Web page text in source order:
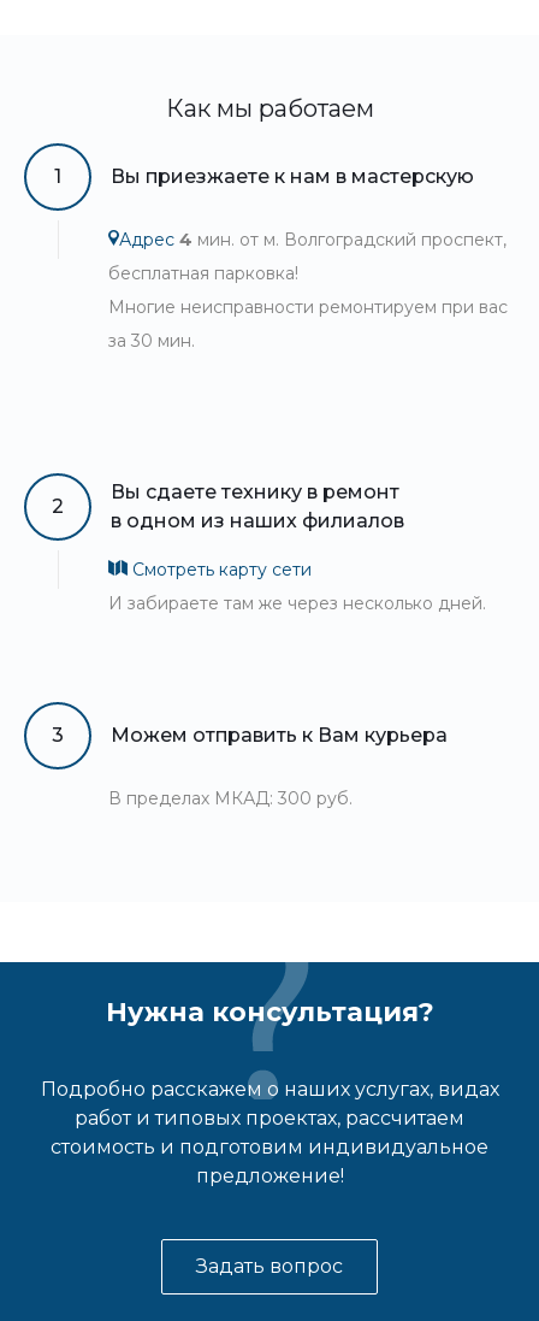
Как мы работаем
1 Вы приезжаете к нам в мастерскую
Адрес 4 мин. от м. Волгоградский проспект,
бесплатная парковка!
Многие неисправности ремонтируем при вас
за 30 мин.
2
Вы сдаете технику в ремонт
в одном из наших филиалов
Смотреть карту сети
И забираете там же через несколько дней.
3 Можем отправить к Вам курьера
В пределах МКАД: 300 руб.
Нужна консультация?
Подробно расскажем о наших услугах, видах
работ и типовых проектах, рассчитаем
стоимость и подготовим индивидуальное
предложение!
Задать вопрос